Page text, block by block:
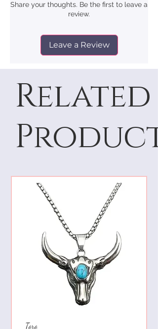
Share your thoughts. Be the first to leave a
review.
Leave a Review
Related
Products
Toro